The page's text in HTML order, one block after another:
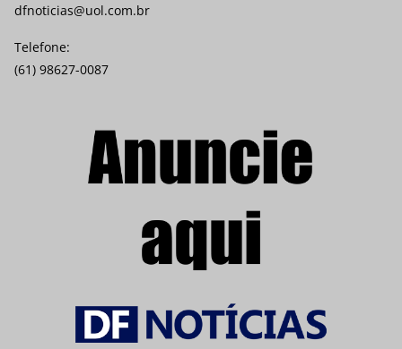
dfnoticias@uol.com.br
Telefone:
(61) 98627-0087